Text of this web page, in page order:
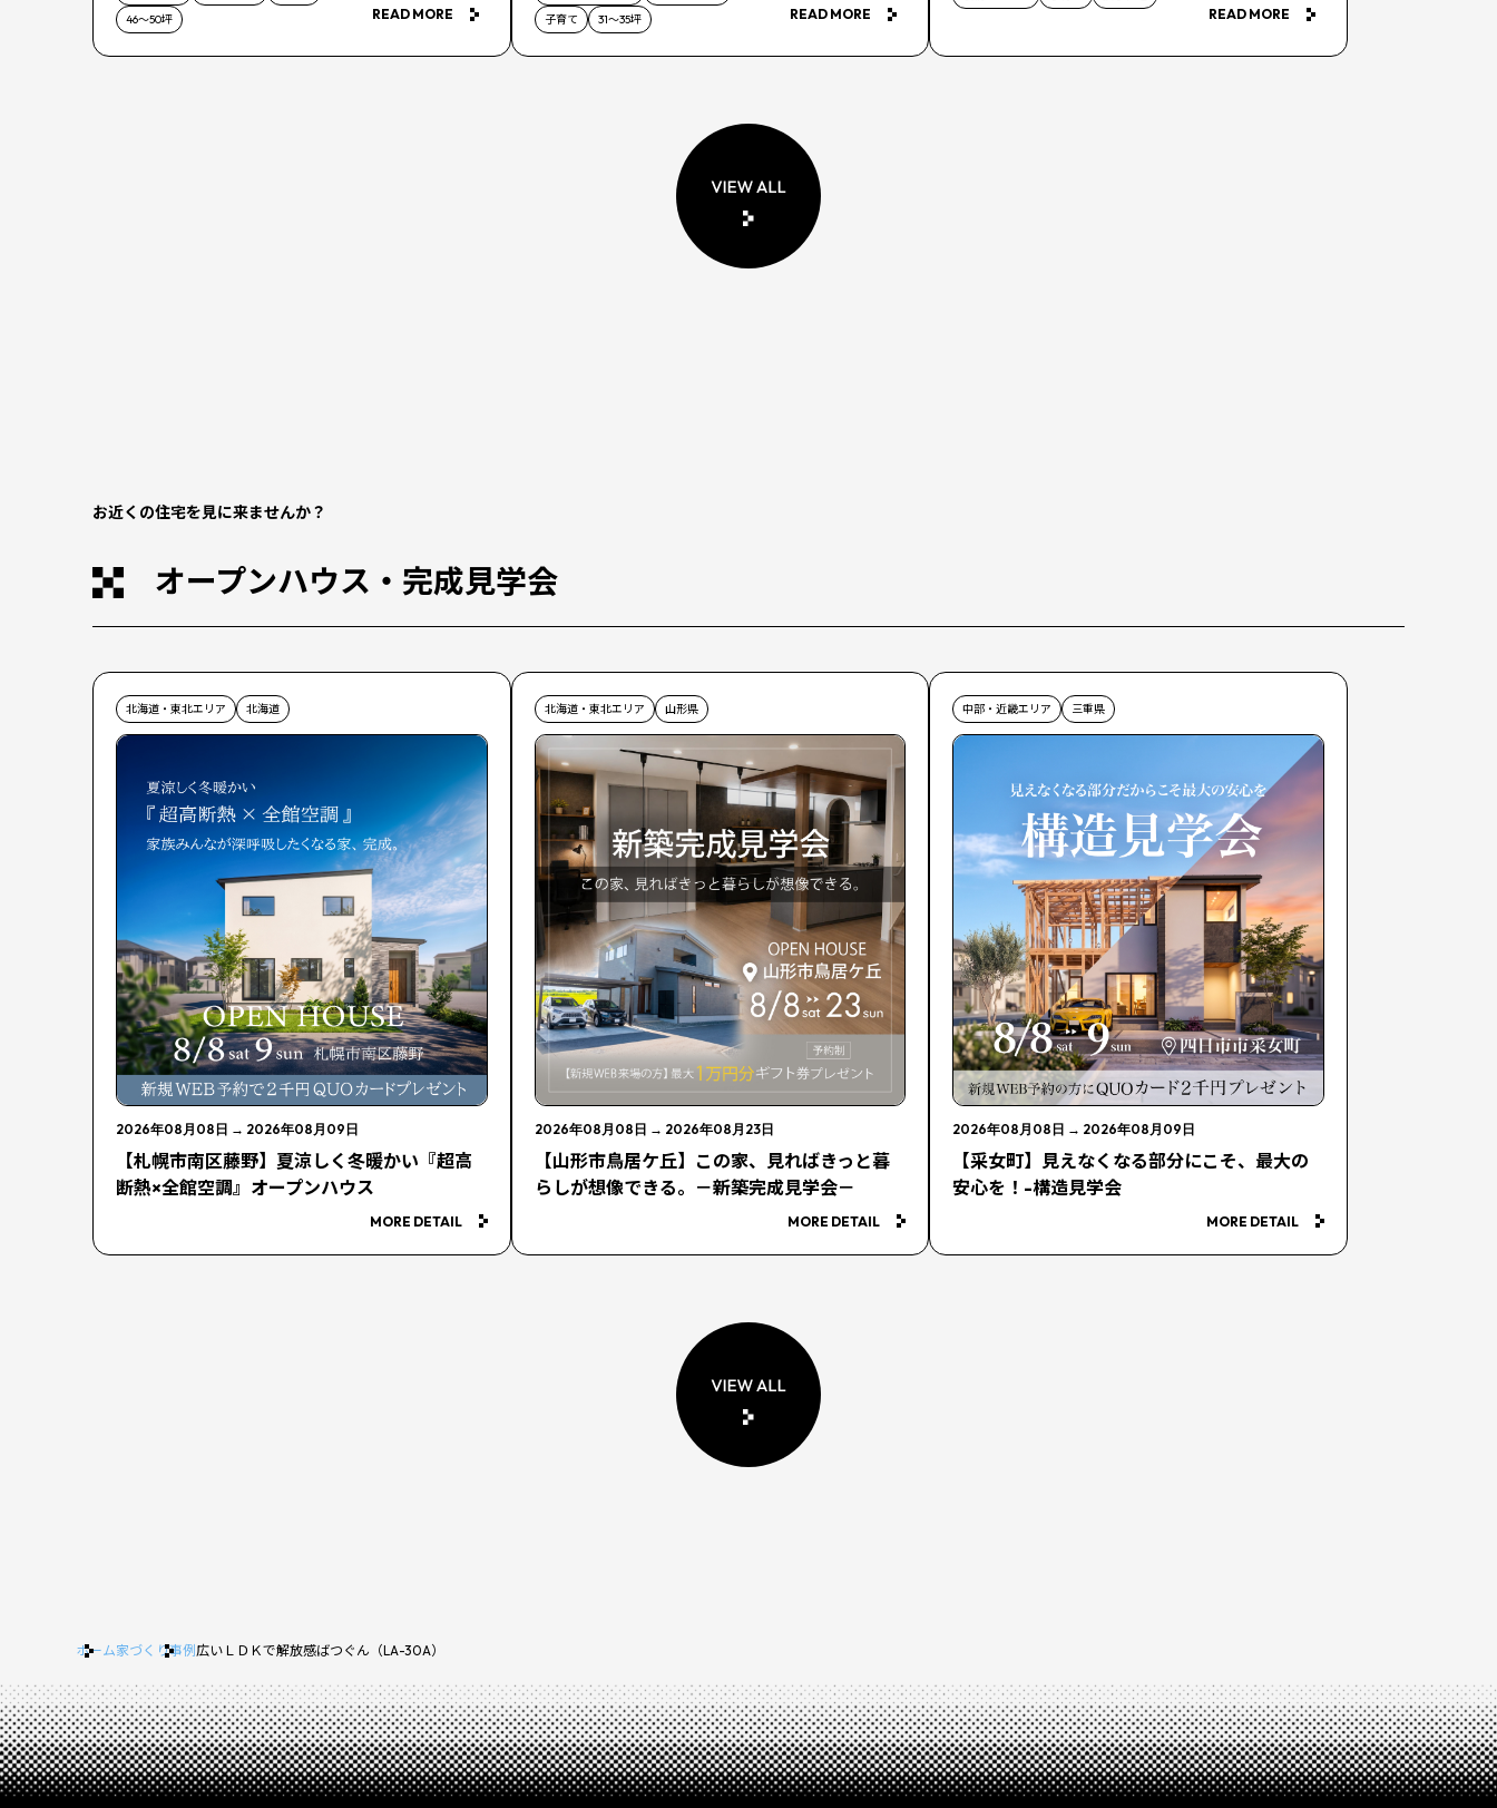
46〜50坪
READ MORE
子育て
31～35坪 READ MORE READ MORE
お近くの住宅を見に来ませんか？
オープンハウス・完成見学会
北海道・東北エリア 北海道
2026年08月08日 → 2026年08月09日
【札幌市南区藤野】夏涼しく冬暖かい『超高
断熱×全館空調』オープンハウス
MORE DETAIL
北海道・東北エリア 山形県
2026年08月08日 → 2026年08月23日
【山形市鳥居ケ丘】この家、見ればきっと暮
らしが想像できる。－新築完成見学会－
MORE DETAIL
中部・近畿エリア 三重県
2026年08月08日 → 2026年08月09日
【采女町】見えなくなる部分にこそ、最大の
安心を！-構造見学会
MORE DETAIL
ホーム家づくり事例 広いＬＤＫで解放感ばつぐん（LA-30A）